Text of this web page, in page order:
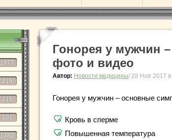
1877
216
215
101
1782
Гонорея у мужчин
фото и видео
Автор: Новости медицины/ 28 Ноя 2017 в
Гонорея у мужчин – основные
Кровь в сперме
Повышенная температура